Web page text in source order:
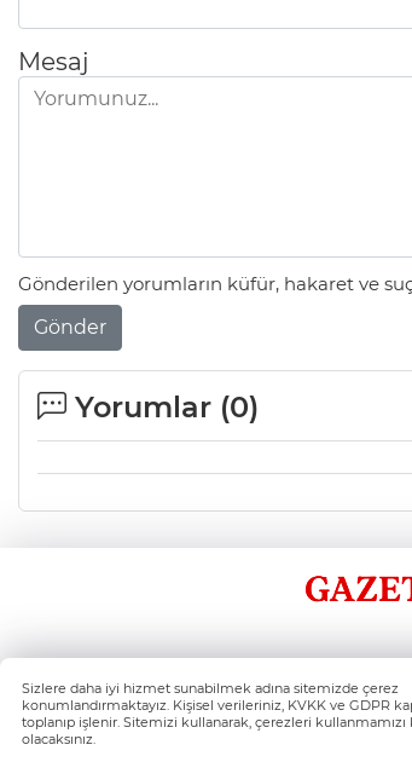
Mesaj
Gönderilen yorumların küfür, hakaret ve
Gönder
Yorumlar (0)
Sizlere daha iyi hizmet sunabilmek adına sitemizde çerez
konumlandırmaktayız. Kişisel verileriniz, KVKK ve GDPR
toplanıp işlenir. Sitemizi kullanarak, çerezleri
olacaksınız.
Whatsapp